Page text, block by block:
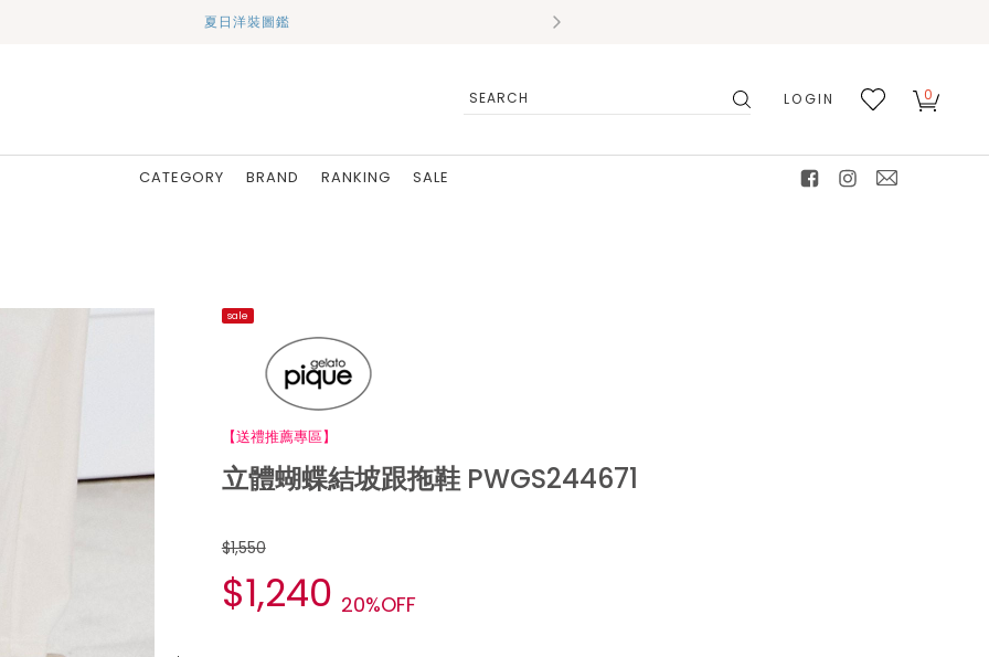
夏日洋裝圖鑑
LOGIN 0
CATEGORY BRAND RANKING
SALE
sale
【送禮推薦專區】
立體蝴蝶結坡跟拖鞋 PWGS244671
$1,550
$1,240 20%OFF